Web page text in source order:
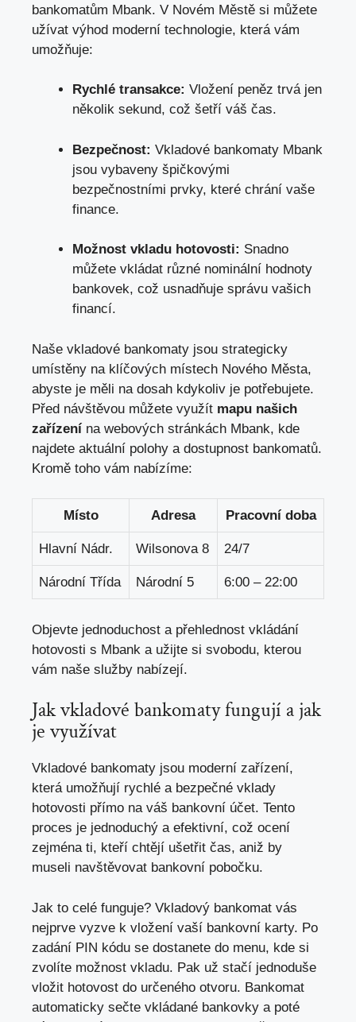
bankomatům Mbank. V Novém Městě si můžete
užívat výhod moderní technologie, která vám
umožňuje:
Rychlé transakce: Vložení peněz trvá jen
několik sekund, což šetří váš čas.
Bezpečnost: Vkladové bankomaty Mbank
jsou vybaveny špičkovými
bezpečnostními prvky, které chrání vaše
finance.
Možnost vkladu hotovosti: Snadno
můžete vkládat různé nominální hodnoty
bankovek, což usnadňuje správu vašich
financí.
Naše vkladové bankomaty jsou strategicky
umístěny na klíčových místech Nového Města,
abyste je měli na dosah kdykoliv je potřebujete.
Před návštěvou můžete využít mapu našich
zařízení na webových stránkách Mbank, kde
najdete aktuální polohy a dostupnost bankomatů.
Kromě toho vám nabízíme:
Místo Adresa Pracovní doba
Hlavní Nádr. Wilsonova 8 24/7
Národní Třída Národní 5 6:00 – 22:00
Objevte jednoduchost a přehlednost vkládání
hotovosti s Mbank a užijte si svobodu, kterou
vám naše služby nabízejí.
Jak vkladové bankomaty fungují a jak
je využívat
Vkladové bankomaty jsou moderní zařízení,
která umožňují rychlé a bezpečné vklady
hotovosti přímo na váš bankovní účet. Tento
proces je jednoduchý a efektivní, což ocení
zejména ti, kteří chtějí ušetřit čas, aniž by
museli navštěvovat bankovní pobočku.
Jak to celé funguje? Vkladový bankomat vás
nejprve vyzve k vložení vaší bankovní karty. Po
zadání PIN kódu se dostanete do menu, kde si
zvolíte možnost vkladu. Pak už stačí jednoduše
vložit hotovost do určeného otvoru. Bankomat
automaticky sečte vkládané bankovky a poté